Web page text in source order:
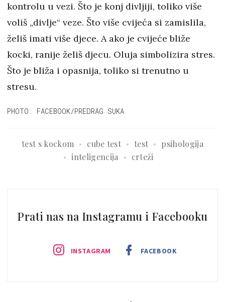
kontrolu u vezi. Što je konj divljiji, toliko više
voliš „divlje“ veze. Što više cvijeća si zamislila,
želiš imati više djece. A ako je cvijeće bliže
kocki, ranije želiš djecu. Oluja simbolizira stres.
Što je bliža i opasnija, toliko si trenutno u
stresu.
PHOTO: FACEBOOK/PREDRAG SUKA
test s kockom cube test test
psihologija
inteligencija
crteži
Prati nas na Instagramu i Facebooku
INSTAGRAM FACEBOOK